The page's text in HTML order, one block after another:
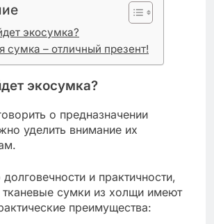
экосумка?
сумка – отличный презент!
экосумка?
о предназначении
уделить внимание их
и практичности,
сумки из холщи имеют
преимущества: